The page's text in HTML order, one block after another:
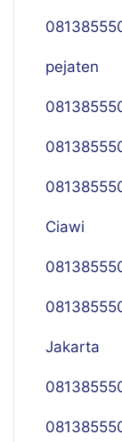
pejaten
Ciawi
Jakarta